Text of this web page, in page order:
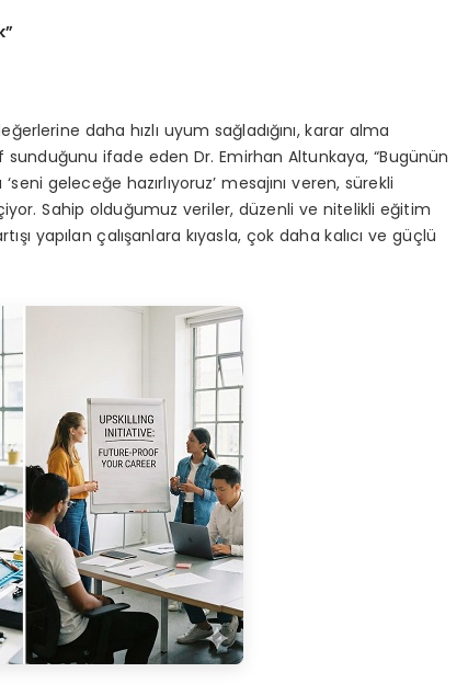
daha hızlı uyum sağladığını, karar alma
ifade eden Dr. Emirhan Altunkaya, “Bugünün
geleceğe hazırlıyoruz’ mesajını veren, sürekli
Sahip olduğumuz veriler, düzenli ve nitelikli eğitim
yapılan çalışanlara kıyasla, çok daha kalıcı ve güçlü